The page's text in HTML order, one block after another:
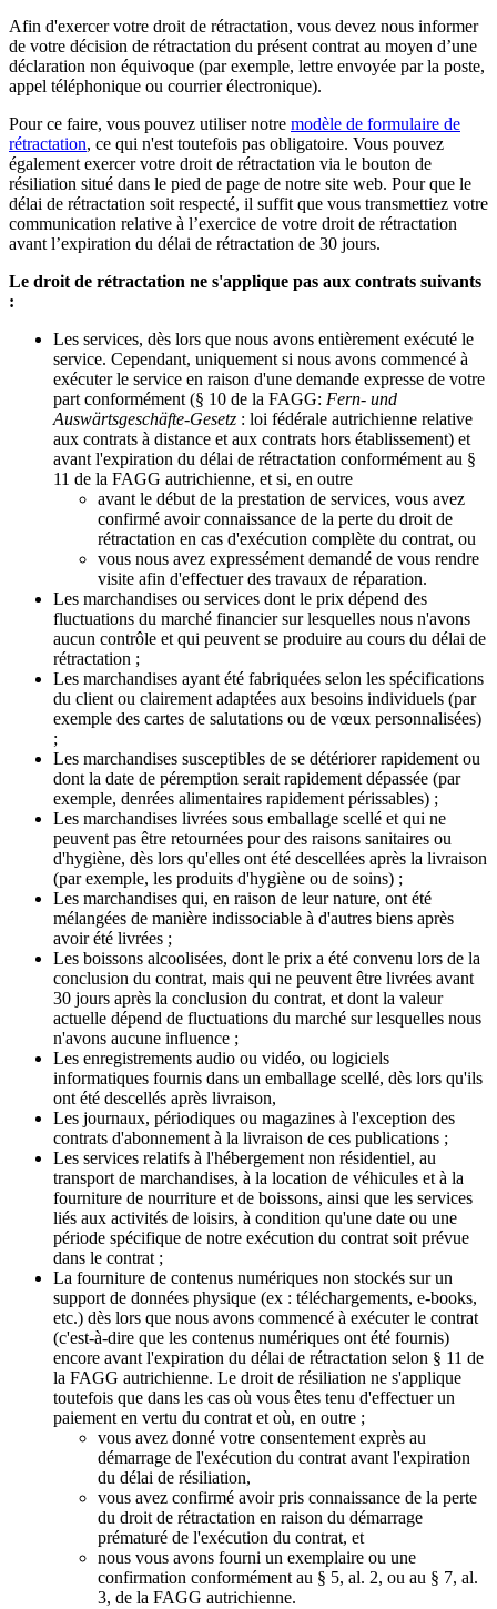
Afin d'exercer votre droit de rétractation, vous devez nous informer
de votre décision de rétractation du présent contrat au moyen d’une
déclaration non équivoque (par exemple, lettre envoyée par la poste,
appel téléphonique ou courrier électronique).
Pour ce faire, vous pouvez utiliser notre modèle de formulaire de
rétractation, ce qui n'est toutefois pas obligatoire. Vous pouvez
également exercer votre droit de rétractation via le bouton de
résiliation situé dans le pied de page de notre site web. Pour que le
délai de rétractation soit respecté, il suffit que vous transmettiez votre
communication relative à l’exercice de votre droit de rétractation
avant l’expiration du délai de rétractation de 30 jours.
Le droit de rétractation ne s'applique pas aux contrats suivants
:
Les services, dès lors que nous avons entièrement exécuté le
service. Cependant, uniquement si nous avons commencé à
exécuter le service en raison d'une demande expresse de votre
part conformément (§ 10 de la FAGG: Fern- und
Auswärtsgeschäfte-Gesetz : loi fédérale autrichienne relative
aux contrats à distance et aux contrats hors établissement) et
avant l'expiration du délai de rétractation conformément au §
11 de la FAGG autrichienne, et si, en outre
avant le début de la prestation de services, vous avez
confirmé avoir connaissance de la perte du droit de
rétractation en cas d'exécution complète du contrat, ou
vous nous avez expressément demandé de vous rendre
visite afin d'effectuer des travaux de réparation.
Les marchandises ou services dont le prix dépend des
fluctuations du marché financier sur lesquelles nous n'avons
aucun contrôle et qui peuvent se produire au cours du délai de
rétractation ;
Les marchandises ayant été fabriquées selon les spécifications
du client ou clairement adaptées aux besoins individuels (par
exemple des cartes de salutations ou de vœux personnalisées)
;
Les marchandises susceptibles de se détériorer rapidement ou
dont la date de péremption serait rapidement dépassée (par
exemple, denrées alimentaires rapidement périssables) ;
Les marchandises livrées sous emballage scellé et qui ne
peuvent pas être retournées pour des raisons sanitaires ou
d'hygiène, dès lors qu'elles ont été descellées après la livraison
(par exemple, les produits d'hygiène ou de soins) ;
Les marchandises qui, en raison de leur nature, ont été
mélangées de manière indissociable à d'autres biens après
avoir été livrées ;
Les boissons alcoolisées, dont le prix a été convenu lors de la
conclusion du contrat, mais qui ne peuvent être livrées avant
30 jours après la conclusion du contrat, et dont la valeur
actuelle dépend de fluctuations du marché sur lesquelles nous
n'avons aucune influence ;
Les enregistrements audio ou vidéo, ou logiciels
informatiques fournis dans un emballage scellé, dès lors qu'ils
ont été descellés après livraison,
Les journaux, périodiques ou magazines à l'exception des
contrats d'abonnement à la livraison de ces publications ;
Les services relatifs à l'hébergement non résidentiel, au
transport de marchandises, à la location de véhicules et à la
fourniture de nourriture et de boissons, ainsi que les services
liés aux activités de loisirs, à condition qu'une date ou une
période spécifique de notre exécution du contrat soit prévue
dans le contrat ;
La fourniture de contenus numériques non stockés sur un
support de données physique (ex : téléchargements, e-books,
etc.) dès lors que nous avons commencé à exécuter le contrat
(c'est-à-dire que les contenus numériques ont été fournis)
encore avant l'expiration du délai de rétractation selon § 11 de
la FAGG autrichienne. Le droit de résiliation ne s'applique
toutefois que dans les cas où vous êtes tenu d'effectuer un
paiement en vertu du contrat et où, en outre ;
vous avez donné votre consentement exprès au
démarrage de l'exécution du contrat avant l'expiration
du délai de résiliation,
vous avez confirmé avoir pris connaissance de la perte
du droit de rétractation en raison du démarrage
prématuré de l'exécution du contrat, et
nous vous avons fourni un exemplaire ou une
confirmation conformément au § 5, al. 2, ou au § 7, al.
3, de la FAGG autrichienne.